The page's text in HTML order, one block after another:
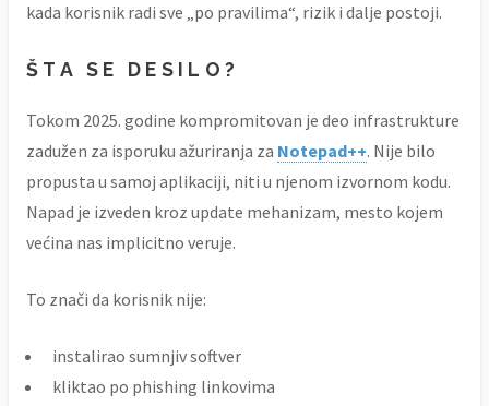
kada korisnik radi sve „po pravilima“, rizik i dalje postoji.
ŠTA SE DESILO?
Tokom 2025. godine kompromitovan je deo infrastrukture
zadužen za isporuku ažuriranja za Notepad++. Nije bilo
propusta u samoj aplikaciji, niti u njenom izvornom kodu.
Napad je izveden kroz update mehanizam, mesto kojem
većina nas implicitno veruje.
To znači da korisnik nije:
instalirao sumnjiv softver
kliktao po phishing linkovima